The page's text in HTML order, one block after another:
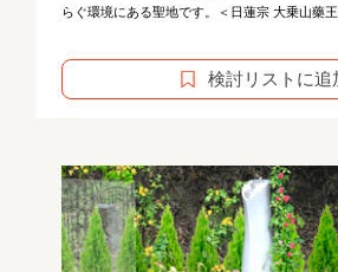
らぐ環境にある聖地です。＜日蓮宗 大乗山藥
検討リストに追